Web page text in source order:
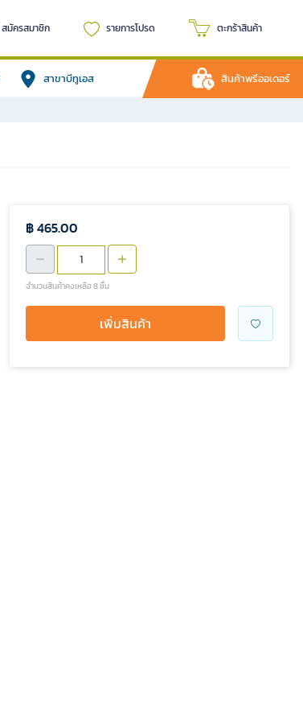
สมัครสมาชิก รายการโปรด ตะกร้าสินค้า
สาขาบีทูเอส สินค้าพรีออเดอร์
฿ 465.00
จำนวนสินค้าคงเหลือ 8 ชิ้น
เพิ่มสินค้า